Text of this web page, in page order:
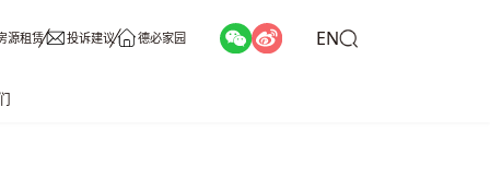
源租赁 投诉建议 德必家园 EN